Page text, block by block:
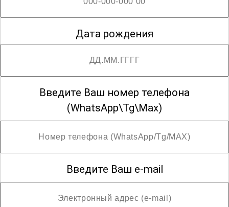
Дата рождения
Введите Ваш номер телефона
(WhatsApp\Tg\Max)
Введите Ваш e-mail